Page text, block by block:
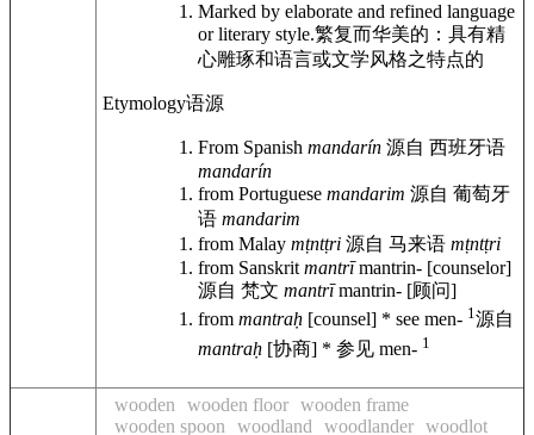
Marked by elaborate and refined language
or literary style.繁复而华美的：具有精
心雕琢和语言或文学风格之特点的
Etymology语源
From Spanish mandarín 源自 西班牙语
mandarín
from Portuguese mandarim 源自 葡萄牙
语 mandarim
from Malay mṭntṭri 源自 马来语 mṭntṭri
from Sanskrit mantrīmantrin- [counselor]
源自 梵文 mantrīmantrin- [顾问]
from mantraḥ [counsel] * see men- 1源自
mantraḥ [协商] * 参见 men- 1
wooden wooden floor wooden frame
wooden spoon
woodland woodlander woodlot